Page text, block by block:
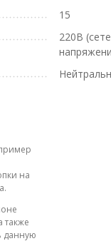
15
220В
на
также
данную